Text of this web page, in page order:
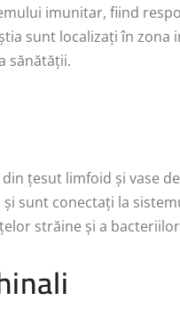
imunitar, fiind
sunt localizați în
sănătății.
țesut limfoid și vase
sunt conectați la
străine și a